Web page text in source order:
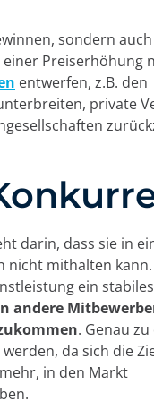
sondern auch
Preiserhöhung
entwerfen, z.B. den
private
darin, dass sie in
nicht mithalten
ein
andere
. Genau
da sich die
in den Markt
oder ähnliche
surfen. Der Zweck
Erfahrung auf
interessanter
Adsund andere
von uns
und unseren